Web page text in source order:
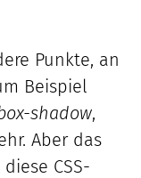
Punkte, an
Beispiel
shadow,
Aber das
CSS-